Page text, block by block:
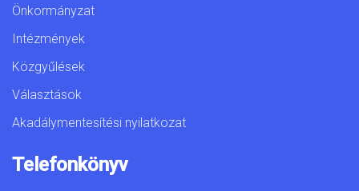
Önkormányzat
Intézmények
Közgyűlések
Választások
Akadálymentesítési nyilatkozat
Telefonkönyv